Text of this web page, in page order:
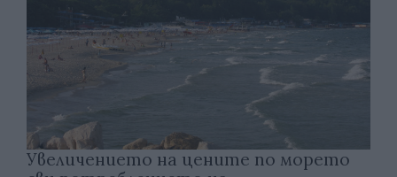
Увеличението на цените по морето